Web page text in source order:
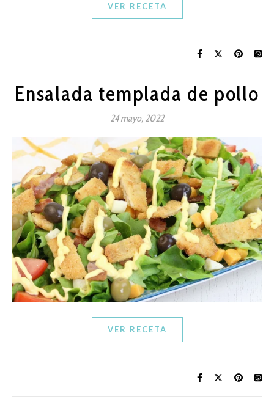
VER RECETA
Ensalada templada de pollo
24 mayo, 2022
VER RECETA